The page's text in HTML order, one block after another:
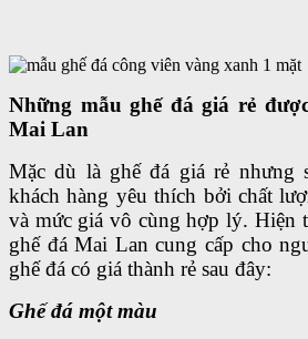
Những mẫu ghế đá giá rẻ
Mai Lan
Mặc dù là ghế đá giá rẻ nhưng
khách hàng yêu thích bởi chất
và mức giá vô cùng hợp lý. Hiện
ghế đá Mai Lan cung cấp cho
ghế đá có giá thành rẻ sau đây:
Ghế đá một màu